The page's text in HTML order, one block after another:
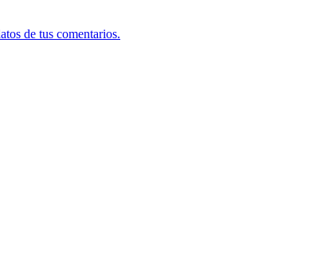
de tus comentarios.